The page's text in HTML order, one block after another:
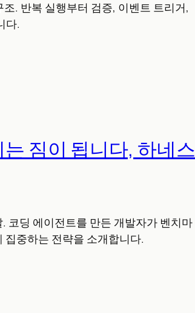
. 반복 실행부터 검증, 이벤트 트리거,
다.
짐이 됩니다, 하네스
코딩 에이전트를 만든 개발자가 벤치마
집중하는 전략을 소개합니다.